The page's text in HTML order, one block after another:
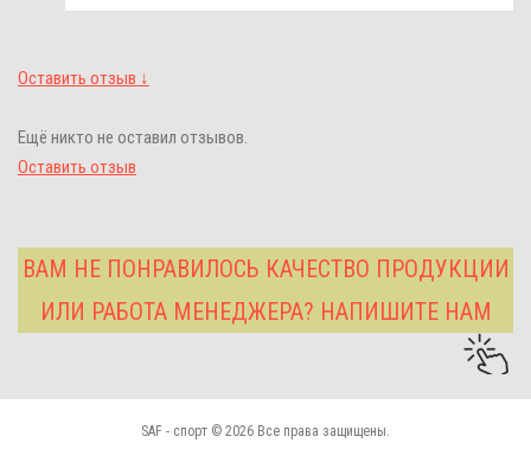
Оставить отзыв ↓
Ещё никто не оставил отзывов.
Оставить отзыв
ВАМ НЕ ПОНРАВИЛОСЬ КАЧЕСТВО ПРОДУКЦИИ
ИЛИ РАБОТА МЕНЕДЖЕРА? НАПИШИТЕ НАМ
SAF - спорт © 2026 Все права защищены.